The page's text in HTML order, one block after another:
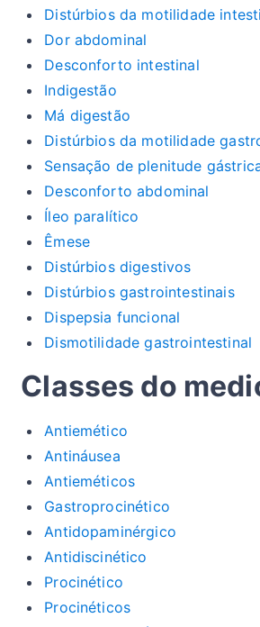
Distúrbios da motilidade
Dor abdominal
Desconforto intestinal
Indigestão
Má digestão
Distúrbios da motilidade
Sensação de plenitude
Desconforto abdominal
Íleo paralítico
Êmese
Distúrbios digestivos
Distúrbios gastrointestinais
Dispepsia funcional
Dismotilidade gastrointestinal
Classes do
Antiemético
Antináusea
Antieméticos
Gastroprocinético
Antidopaminérgico
Antidiscinético
Procinético
Procinéticos